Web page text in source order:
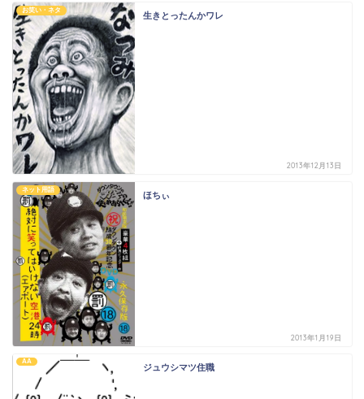
お笑い・ネタ
生きとったんかワレ
2013年12月13日
ネット用語
ほちぃ
2013年1月19日
AA
ジュウシマツ住職